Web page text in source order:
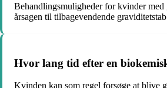
Behandlingsmuligheder for kvinder
årsagen til tilbagevendende
Hvor lang tid efter en
Kvinden kan som regel forsøge at blive